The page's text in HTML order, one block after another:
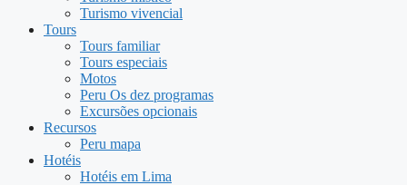
Turismo vivencial
Tours
Tours familiar
Tours especiais
Motos
Peru Os dez programas
Excursões opcionais
Recursos
Peru mapa
Hotéis
Hotéis em Lima